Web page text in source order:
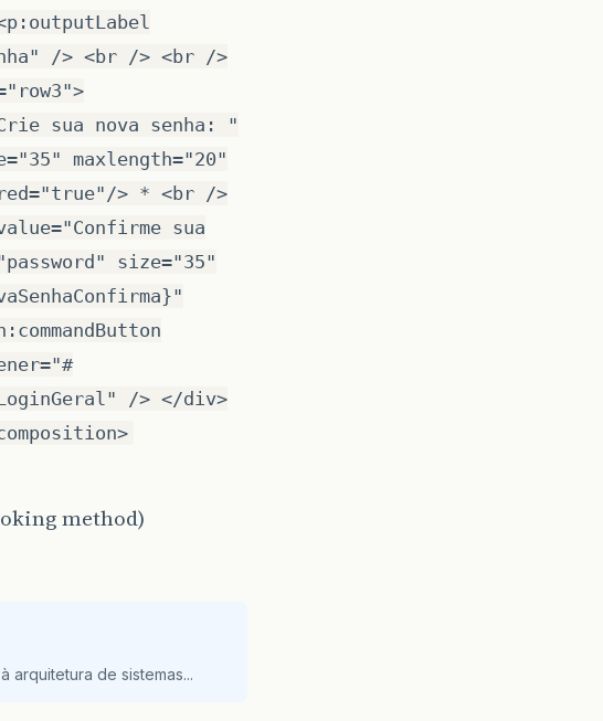
/> <br /> <br />
sua nova senha: "
maxlength="20"
> * <br />
sua
size="35"
/> </div>
method)
arquitetura de sistemas...